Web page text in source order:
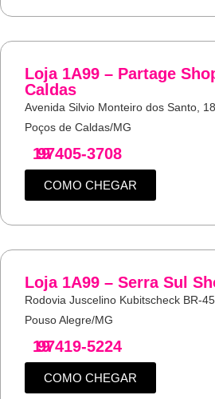
Loja 1A99 – Partage
Caldas
Avenida Silvio Monteiro dos Santo,
Poços de Caldas/MG
19
97405-3708
COMO CHEGAR
Loja 1A99 – Serra Sul
Rodovia Juscelino Kubitscheck BR-
Pouso Alegre/MG
19
97419-5224
COMO CHEGAR